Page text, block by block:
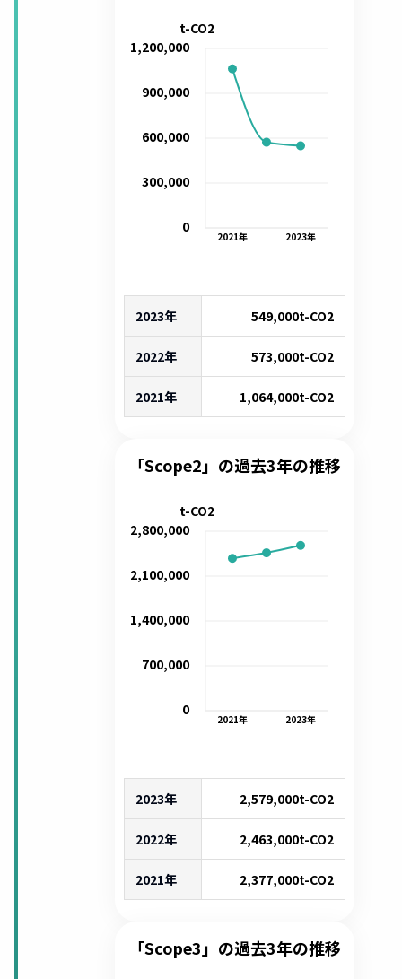
2021年 2023年
0
300,000
600,000
900,000
1,200,000
t-CO2
2023年 549,000t-CO2
2022年 573,000t-CO2
2021年 1,064,000t-CO2
「Scope2」の過去3年の推移
2021年 2023年
0
700,000
1,400,000
2,100,000
2,800,000
t-CO2
2023年 2,579,000t-CO2
2022年 2,463,000t-CO2
2021年 2,377,000t-CO2
「Scope3」の過去3年の推移